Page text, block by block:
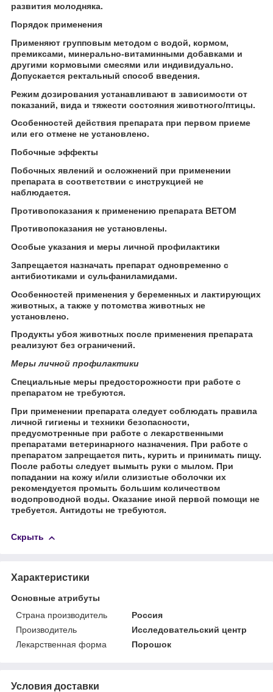
развития молодняка.
Порядок применения
Применяют групповым методом с водой, кормом,
премиксами, минерально-витаминными добавками и
другими кормовыми смесями или индивидуально.
Допускается ректальный способ введения.
Режим дозирования устанавливают в зависимости от
показаний, вида и тяжести состояния животного/птицы.
Особенностей действия препарата при первом приеме
или его отмене не установлено.
Побочные эффекты
Побочных явлений и осложнений при применении
препарата в соответствии с инструкцией не
наблюдается.
Противопоказания к применению препарата ВЕТОМ
Противопоказания не установлены.
Особые указания и меры личной профилактики
Запрещается назначать препарат одновременно с
антибиотиками и сульфаниламидами.
Особенностей применения у беременных и лактирующих
животных, а также у потомства животных не
установлено.
Продукты убоя животных после применения препарата
реализуют без ограничений.
Меры личной профилактики
Специальные меры предосторожности при работе с
препаратом не требуются.
При применении препарата следует соблюдать правила
личной гигиены и техники безопасности,
предусмотренные при работе с лекарственными
препаратами ветеринарного назначения. При работе с
препаратом запрещается пить, курить и принимать пищу.
После работы следует вымыть руки с мылом. При
попадании на кожу и/или слизистые оболочки их
рекомендуется промыть большим количеством
водопроводной воды. Оказание иной первой помощи не
требуется. Антидоты не требуются.
Скрыть
Характеристики
Основные атрибуты
Страна производитель
Россия
Производитель
Исследовательский центр
Лекарственная форма
Порошок
Условия доставки